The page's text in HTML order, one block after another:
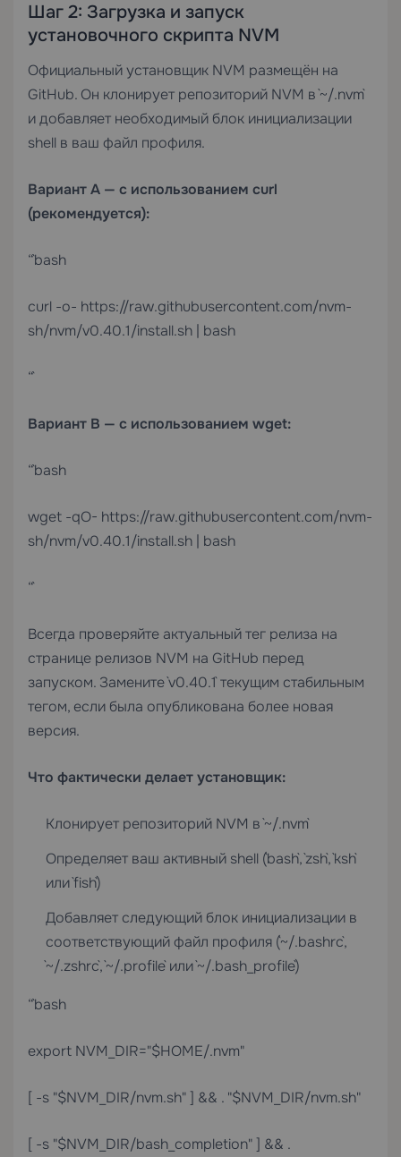
Шаг 2: Загрузка и запуск
установочного скрипта NVM
Официальный установщик NVM размещён на
GitHub. Он клонирует репозиторий NVM в `~/.nvm`
и добавляет необходимый блок инициализации
shell в ваш файл профиля.
Вариант A — с использованием curl
(рекомендуется):
“`bash
curl -o- https://raw.githubusercontent.com/nvm-
sh/nvm/v0.40.1/install.sh | bash
“`
Вариант B — с использованием wget:
“`bash
wget -qO- https://raw.githubusercontent.com/nvm-
sh/nvm/v0.40.1/install.sh | bash
“`
Всегда проверяйте актуальный тег релиза на
странице релизов NVM на GitHub перед
запуском. Замените `v0.40.1` текущим стабильным
тегом, если была опубликована более новая
версия.
Что фактически делает установщик:
Клонирует репозиторий NVM в `~/.nvm`
Определяет ваш активный shell (`bash`, `zsh`, `ksh`
или `fish`)
Добавляет следующий блок инициализации в
соответствующий файл профиля (`~/.bashrc`,
`~/.zshrc`, `~/.profile` или `~/.bash_profile`)
“`bash
export NVM_DIR="$HOME/.nvm"
[ -s "$NVM_DIR/nvm.sh" ] && . "$NVM_DIR/nvm.sh"
[ -s "$NVM_DIR/bash_completion" ] && .